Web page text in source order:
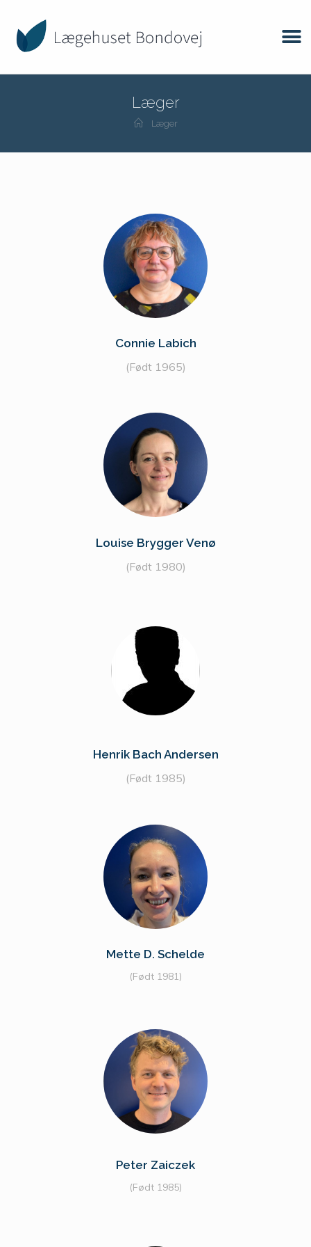
Læger
Læger
Connie Labich
(Født 1965)
Louise Brygger Venø
(Født 1980)
Henrik Bach Andersen
(Født 1985)
Mette D. Schelde
(Født 1981)
Peter Zaiczek
(Født 1985)